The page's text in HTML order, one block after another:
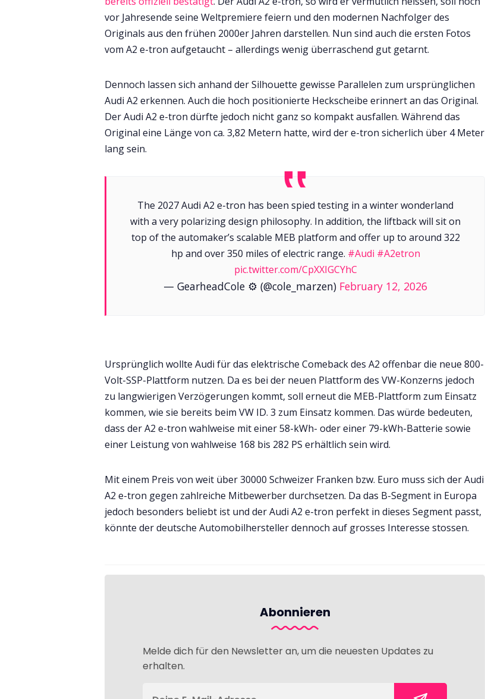
vor Jahresende seine Weltpremiere feiern und den modernen Nachfolger des
Originals aus den frühen 2000er Jahren darstellen. Nun sind auch die ersten Fotos
vom A2 e-tron aufgetaucht – allerdings wenig überraschend gut getarnt.
Dennoch lassen sich anhand der Silhouette gewisse Parallelen zum ursprünglichen
Audi A2 erkennen. Auch die hoch positionierte Heckscheibe erinnert an das Original.
Der Audi A2 e-tron dürfte jedoch nicht ganz so kompakt ausfallen. Während das
Original eine Länge von ca. 3,82 Metern hatte, wird der e-tron sicherlich über 4 Meter
lang sein.
The 2027 Audi A2 e-tron has been spied testing in a winter wonderland
with a very polarizing design philosophy. In addition, the liftback will sit on
top of the automaker’s scalable MEB platform and offer up to around 322
hp and over 350 miles of electric range. #Audi #A2etron
pic.twitter.com/CpXXIGCYhC
— GearheadCole ⚙️ (@cole_marzen) February 12, 2026
Ursprünglich wollte Audi für das elektrische Comeback des A2 offenbar die neue 800-
Volt-SSP-Plattform nutzen. Da es bei der neuen Plattform des VW-Konzerns jedoch
zu langwierigen Verzögerungen kommt, soll erneut die MEB-Plattform zum Einsatz
kommen, wie sie bereits beim VW ID. 3 zum Einsatz kommen. Das würde bedeuten,
dass der A2 e-tron wahlweise mit einer 58-kWh- oder einer 79-kWh-Batterie sowie
einer Leistung von wahlweise 168 bis 282 PS erhältlich sein wird.
Mit einem Preis von weit über 30000 Schweizer Franken bzw. Euro muss sich der Audi
A2 e-tron gegen zahlreiche Mitbewerber durchsetzen. Da das B-Segment in Europa
jedoch besonders beliebt ist und der Audi A2 e-tron perfekt in dieses Segment passt,
könnte der deutsche Automobilhersteller dennoch auf grosses Interesse stossen.
Abonnieren
Melde dich für den Newsletter an, um die neuesten Updates zu
erhalten.